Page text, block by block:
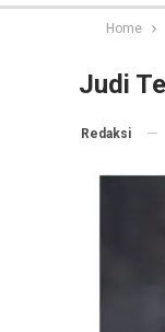
Home
Judi
Redaksi